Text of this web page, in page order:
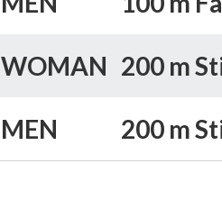
WOMAN 200 m
MEN 200 m